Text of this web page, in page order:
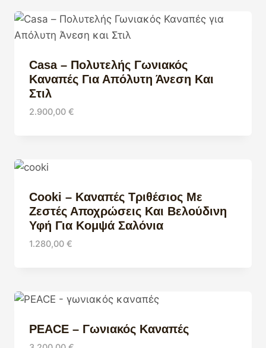
1.990,00 €.
Casa – Πολυτελής Γωνιακός
Καναπές Για Απόλυτη Άνεση Και
Στιλ
2.900,00 €
Cooki – Καναπές Τριθέσιος Με
Ζεστές Αποχρώσεις Και Βελούδινη
Υφή Για Κομψά Σαλόνια
1.280,00 €
PEACE – Γωνιακός Καναπές